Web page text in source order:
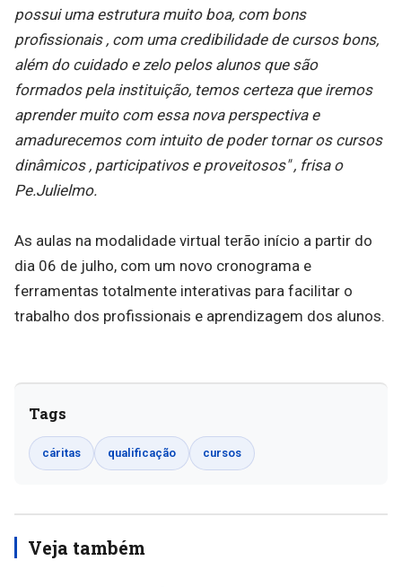
possui uma estrutura muito boa, com bons
profissionais , com uma credibilidade de cursos bons,
além do cuidado e zelo pelos alunos que são
formados pela instituição, temos certeza que iremos
aprender muito com essa nova perspectiva e
amadurecemos com intuito de poder tornar os cursos
dinâmicos , participativos e proveitosos" , frisa o
Pe.Julielmo.
As aulas na modalidade virtual terão início a partir do
dia 06 de julho, com um novo cronograma e
ferramentas totalmente interativas para facilitar o
trabalho dos profissionais e aprendizagem dos alunos.
Tags
cáritas qualificação cursos
Veja também